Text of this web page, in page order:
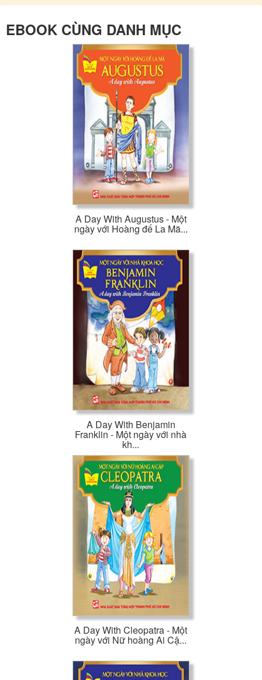
EBOOK CÙNG DANH MỤC
A Day With Augustus - Một
ngày với Hoàng đế La Mã...
A Day With Benjamin
Franklin - Một ngày với nhà
kh...
A Day With Cleopatra - Một
ngày với Nữ hoàng Ai Cậ...